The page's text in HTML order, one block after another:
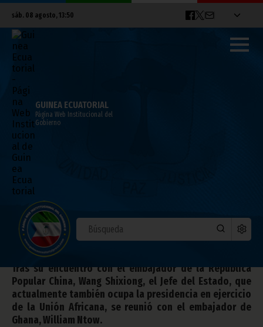
sáb. 08 agosto, 13:50
GUINEA ECUATORIAL
Página Web Institucional del
Gobierno
El Presidente de la República recibe al
embajador de la República de Ghana
abril 16, 2011
Noticias Presidencia
Tras su encuentro con el embajador de la República
Popular China, Wang Shixiong, el Jefe del Estado, que
actualmente también ocupa la presidencia en ejercicio
de la Unión Africana, se reunió con el embajador de
Ghana, William Ntow.